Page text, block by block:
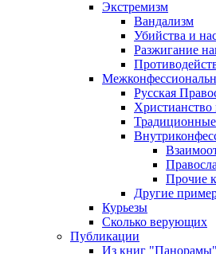
Экстремизм
Вандализм
Убийства и
Разжигание
Русская
Христианство
Прочие
Другие
Курьезы
Сколько верующих
Публикации
Из книг "Панорамы"